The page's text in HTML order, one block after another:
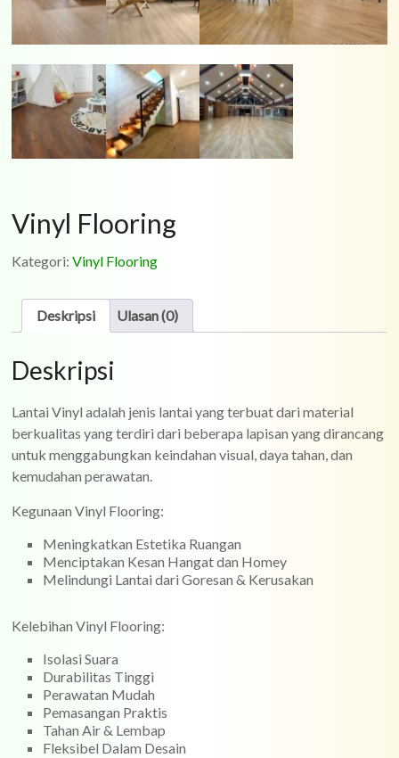
Vinyl Flooring
Kategori:Vinyl Flooring
Deskripsi Ulasan (0)
Deskripsi
Lantai Vinyl adalah jenis lantai yang terbuat dari material
berkualitas yang terdiri dari beberapa lapisan yang dirancang
untuk menggabungkan keindahan visual, daya tahan, dan
kemudahan perawatan.
Kegunaan Vinyl Flooring:
Meningkatkan Estetika Ruangan
Menciptakan Kesan Hangat dan Homey
Melindungi Lantai dari Goresan & Kerusakan
Kelebihan Vinyl Flooring:
Isolasi Suara
Durabilitas Tinggi
Perawatan Mudah
Pemasangan Praktis
Tahan Air & Lembap
Fleksibel Dalam Desain